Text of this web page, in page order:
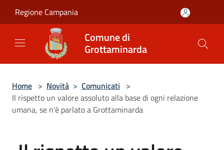
Regione Campania
Comune di
Grottaminarda
Home > Novità > Comunicati >
Il rispetto un valore assoluto alla base di ogni relazione
umana, se n'è parlato a Grottaminarda